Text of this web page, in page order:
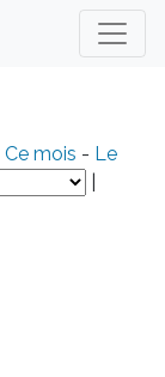
Ce mois - Le